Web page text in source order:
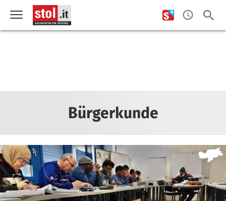
Bürgerkunde